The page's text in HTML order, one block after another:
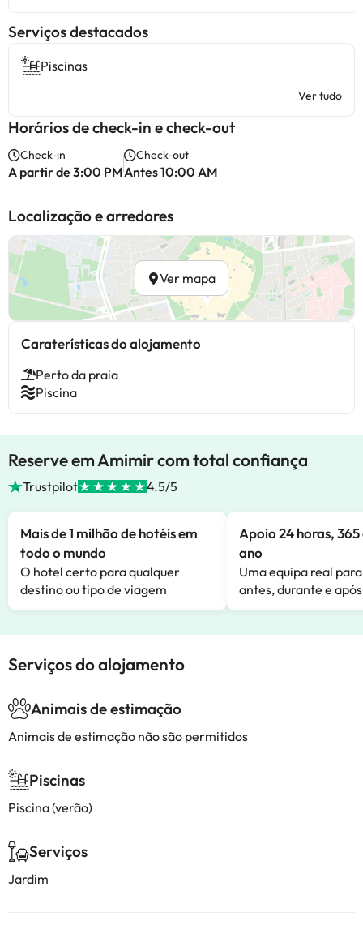
Serviços destacados
Piscinas
Ver tudo
Horários de check-in e check-out
Check-in
A partir de 3:00 PM
Check-out
Antes 10:00 AM
Localização e arredores
Ver mapa
Caraterísticas do alojamento
Perto da praia
Piscina
Reserve em Amimir com total confiança
Trustpilot 4.5/5
Mais de 1 milhão de hotéis em
todo o mundo
O hotel certo para qualquer
destino ou tipo de viagem
Apoio 24 horas,
ano
Uma equipa real
antes, durante e
Serviços do alojamento
Animais de estimação
Animais de estimação não são permitidos
Piscinas
Piscina (verão)
Serviços
Jardim